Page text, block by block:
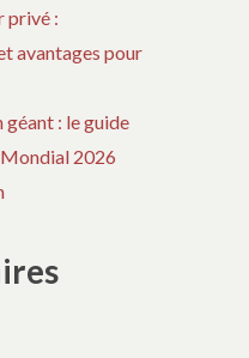
privé :
avantages pour
: le guide
2026